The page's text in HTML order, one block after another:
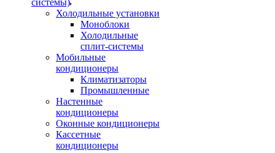
системы)
Холодильные установки
Моноблоки
Холодильные
сплит-системы
Мобильные
кондиционеры
Климатизаторы
Промышленные
Настенные
кондиционеры
Оконные кондиционеры
Кассетные
кондиционеры